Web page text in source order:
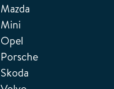
Mazda
Mini
Opel
Porsche
Skoda